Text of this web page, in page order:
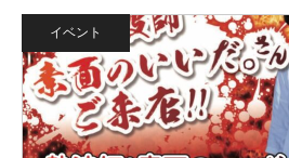
イベント